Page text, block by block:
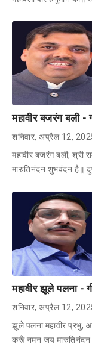
महावीर बजरंग बली
शनिवार, अप्रैल 12,
महावीर बजरंग बली, श्री
मारुतिनंदन शुभवंदन है॥
महावीर झूले पलना -
शनिवार, अप्रैल 12,
झूले पलना महावीर
करूँ नमन जय